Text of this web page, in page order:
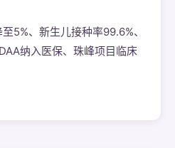
5%、新生儿接种率99.6%、
纳入医保、珠峰项目临床